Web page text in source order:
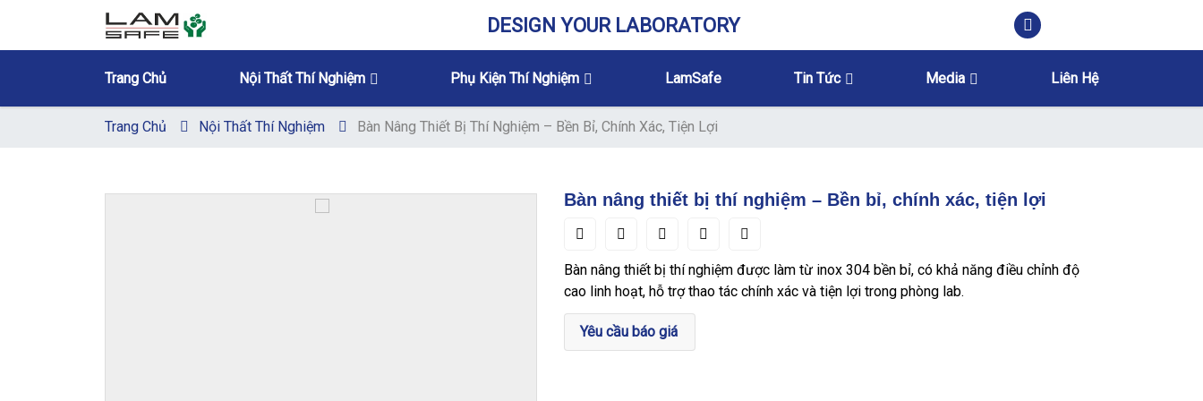
DESIGN YOUR LABORATORY
Trang Chủ Nội Thất Thí Nghiệm Phụ Kiện Thí Nghiệm LamSafe Tin Tức Media Liên Hệ
Trang Chủ Nội Thất Thí Nghiệm Bàn Nâng Thiết Bị Thí Nghiệm – Bền Bỉ, Chính Xác, Tiện Lợi
Bàn nâng thiết bị thí nghiệm – Bền bỉ, chính xác, tiện lợi
Bàn nâng thiết bị thí nghiệm được làm từ inox 304 bền bỉ, có khả năng điều chỉnh độ
cao linh hoạt, hỗ trợ thao tác chính xác và tiện lợi trong phòng lab.
Yêu cầu báo giá